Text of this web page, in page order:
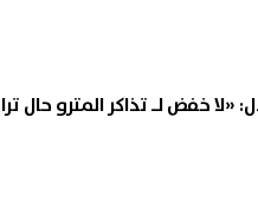
«لا خفض لـ تذاكر المترو حال